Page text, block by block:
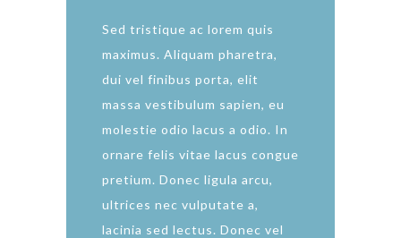
Sed tristique ac lorem quis
maximus. Aliquam pharetra,
dui vel finibus porta, elit
massa vestibulum sapien, eu
molestie odio lacus a odio. In
ornare felis vitae lacus congue
pretium. Donec ligula arcu,
ultrices nec vulputate a,
lacinia sed lectus. Donec vel